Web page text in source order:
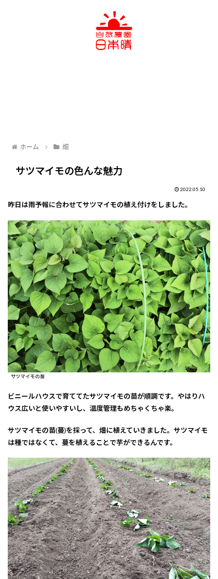
ホーム 畑
サツマイモの色んな魅力
2022.05.10
昨日は雨予報に合わせてサツマイモの植え付けをしました。
サツマイモの苗
ビニールハウスで育ててたサツマイモの苗が順調です。やはりハ
ウス広いと使いやすいし、温度管理もめちゃくちゃ楽。
サツマイモの苗(蔓)を採って、畑に植えていきました。サツマイモ
は種ではなくて、蔓を植えることで芋ができるんです。